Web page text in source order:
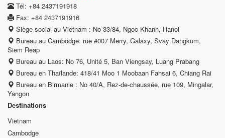
Tél: +84 2437191918
Fax: +84 2437191916
Siège social au Vietnam : No 33/84, Ngoc Khanh, Hanoi
Bureau au Cambodge: rue #007 Merry, Galaxy, Svay Dangkum,
Siem Reap
Bureau au Laos: No 76, Unité 5, Ban Viengsay, Luang Prabang
Bureau en Thaïlande: 418/41 Moo 1 Moobaan Fahsai 6, Chiang Rai
Bureau en Birmanie : No 40/A, Rez-de-chaussée, rue 109, Mingalar,
Yangon
Destinations
Vietnam
Cambodge